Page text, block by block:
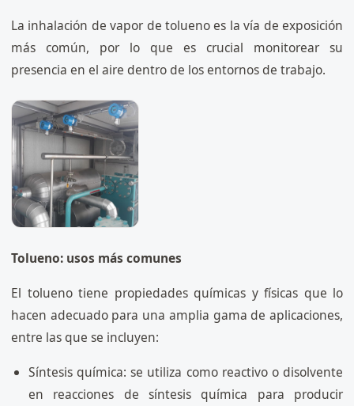
La inhalación de vapor de tolueno es la vía de exposición
más común, por lo que es crucial monitorear su
presencia en el aire dentro de los entornos de trabajo.
Tolueno: usos más comunes
El tolueno tiene propiedades químicas y físicas que lo
hacen adecuado para una amplia gama de aplicaciones,
entre las que se incluyen:
Síntesis química: se utiliza como reactivo o disolvente
en reacciones de síntesis química para producir